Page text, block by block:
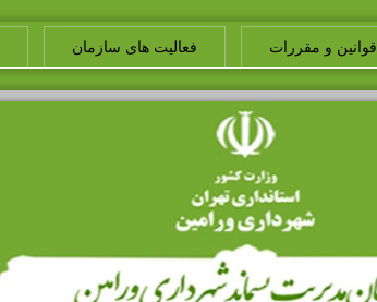
قوانین و مقررات فعالیت های سازمان